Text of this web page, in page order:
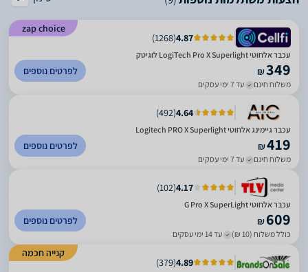
zap choice
4.87
(
1268
)
עכבר ‏אלחוטי LogiTech Pro X Superlight לוגיטק
₪349
משלוח חינם עד 7 ימי עסקים
לפרטים נוספים
4.64
(
492
)
עכבר גיימינג אלחוטי Logitech PRO X Superlight
₪419
משלוח חינם עד 7 ימי עסקים
לפרטים נוספים
4.17
(
102
)
עכבר אלחוטי G Pro X SuperLight
₪609
כולל משלוח (10 ₪) עד 14 ימי עסקים
לפרטים נוספים
קנייה חכמה
4.89
(
379
)